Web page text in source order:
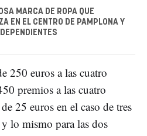
MARCA DE ROPA QUE
EN EL CENTRO DE PAMPLONA Y
250 euros a las cuatro
premios a las cuatro
25 euros en el caso de tres
lo mismo para las dos